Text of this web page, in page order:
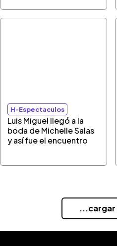
H-Espectaculos
Luis Miguel llegó a la
boda de Michelle Salas
y así fue el encuentro
...cargar